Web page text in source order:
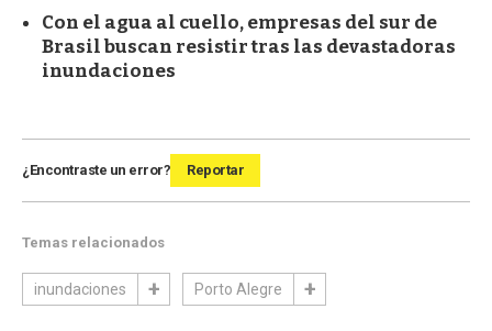
Con el agua al cuello, empresas del sur de
Brasil buscan resistir tras las devastadoras
inundaciones
¿Encontraste un error? Reportar
Temas relacionados
inundaciones Porto Alegre